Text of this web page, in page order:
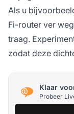
Als u
Fi-router ver
traag.
zodat deze
Klaar
Probeer